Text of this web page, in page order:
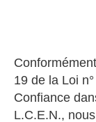
19 de la Loi
Confiance
L.C.E.N.,